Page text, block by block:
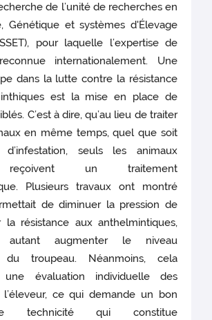
de l’unité de recherches en
Génétique et systèmes d'Élevage
pour laquelle l’expertise de
internationalement. Une
dans la lutte contre la résistance
est la mise en place de
C’est à dire, qu’au lieu de traiter
en même temps, quel que soit
seuls les animaux
reçoivent un traitement
Plusieurs travaux ont montré
de diminuer la pression de
la résistance aux anthelmintiques,
autant augmenter le niveau
du troupeau. Néanmoins, cela
évaluation individuelle des
l’éleveur, ce qui demande un bon
technicité qui constitue